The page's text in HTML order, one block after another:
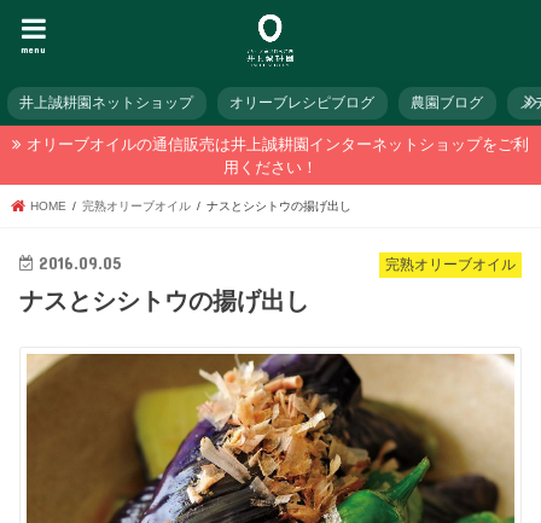
menu
井上誠耕園ネットショップ オリーブレシピブログ 農園ブログ メ
オリーブオイルの通信販売は井上誠耕園インターネットショップをご利
用ください！
HOME 完熟オリーブオイル ナスとシシトウの揚げ出し
完熟オリーブオイル
2016.09.05
ナスとシシトウの揚げ出し